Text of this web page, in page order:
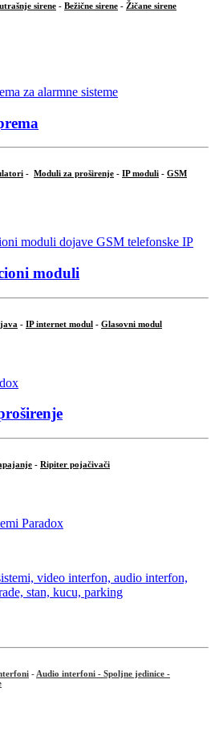
sirene - Bežične sirene - Žičane sirene
- Moduli za proširenje - IP moduli - GSM
moduli
- IP internet modul - Glasovni modul
- Ripiter pojačivači
- Audio interfoni - Spoljne jedinice -